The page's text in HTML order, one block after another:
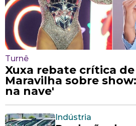
Turnê
Xuxa rebate crítica de
Maravilha sobre
na nave'
Indústria